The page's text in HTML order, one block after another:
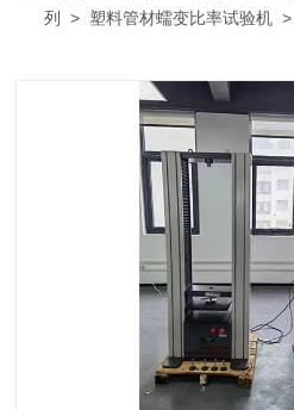
列
> 塑料管材蠕变比率试验机 >